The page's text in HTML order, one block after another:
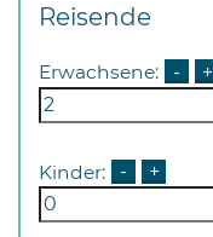
Reisende
Erwachsene: - +
Kinder: - +